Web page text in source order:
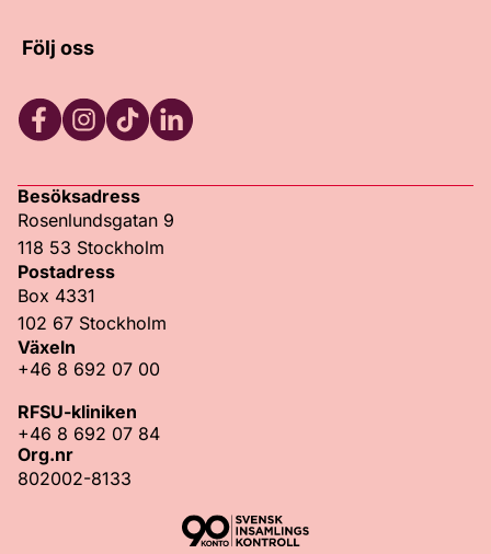
Följ oss
Besöksadress
Rosenlundsgatan 9
118 53 Stockholm
Postadress
Box 4331
102 67 Stockholm
Växeln
+46 8 692 07 00
RFSU-kliniken
+46 8 692 07 84
Org.nr
802002-8133